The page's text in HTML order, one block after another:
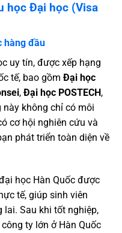
học Đại học (Visa
hàng đầu
uy tín, được xếp hạng
tế, bao gồm Đại học
, Đại học POSTECH,
này không chỉ có môi
cơ hội nghiên cứu và
phát triển toàn diện về
học Hàn Quốc được
tế, giúp sinh viên
Sau khi tốt nghiệp,
ty lớn ở Hàn Quốc